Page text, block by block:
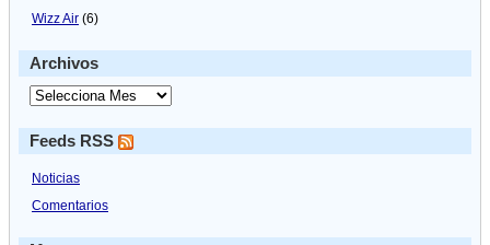
Wizz Air (6)
Archivos
Feeds RSS
Noticias
Comentarios